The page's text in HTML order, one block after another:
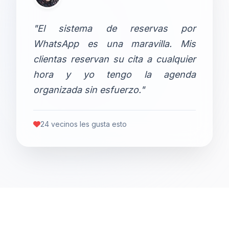
"El sistema de reservas por
WhatsApp es una maravilla. Mis
clientas reservan su cita a cualquier
hora y yo tengo la agenda
organizada sin esfuerzo."
24 vecinos les gusta esto